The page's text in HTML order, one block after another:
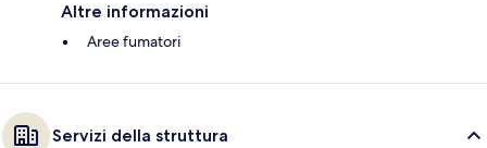
Altre informazioni
Aree fumatori
Servizi della struttura